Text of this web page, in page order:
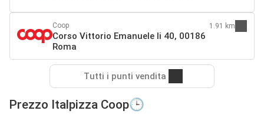
Coop
Corso Vittorio Emanuele Ii 40, 00186
Roma
1.91 km
Tutti i punti vendita
Prezzo Italpizza Coop🕒